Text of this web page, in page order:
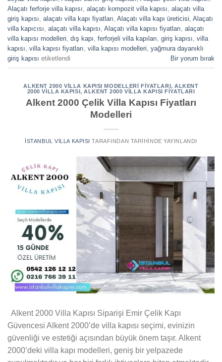
Alaçatı ferforje villa kapısı alaçatı kompozit villa kapısı alaçatı villa
giriş kapısı alaçatı villa kapı fiyatları Alaçatı villa kapı üreticisi Alaçatı
villa kapıcısı alaçatı villa kapısı Alaçatı villa kapısı fiyatları alaçatı
villa kapısı modelleri dış kapı ferforjeli villa kapıları giriş kapısı villa
kapısı villa kapısı fiyatları villa kapısı modelleri yağmura dayanıklı
giriş kapısı etiketlendi Bir yorum bırak
ALKENT 2000 VILLA KAPISI MODELLERI FIYATLARI,ALKENT
2000 VILLA KAPISI,ALKENT 2000 VILLA KAPISI FIYATLARI
Alkent 2000 Çelik Villa Kapısı Fiyatları
Modelleri
İSTANBUL VILLA KAPISI TARAFINDAN TARIHINDE YAYINLANDI
Alkent 2000 Villa Kapısı Siparişi Emir Çelik Kapı
Güvencesi Alkent 2000’de villa kapısı seçimi, evinizin
güvenliği ve estetiği açısından büyük önem taşır. Alkent
2000’deki villa kapı modelleri, geniş bir yelpazede